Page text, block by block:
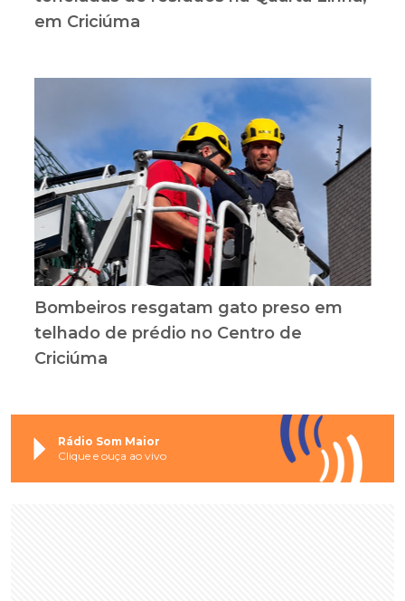
em Criciúma
Bombeiros resgatam gato preso em
telhado de prédio no Centro de
Criciúma
Rádio Som Maior
Clique e ouça ao vivo